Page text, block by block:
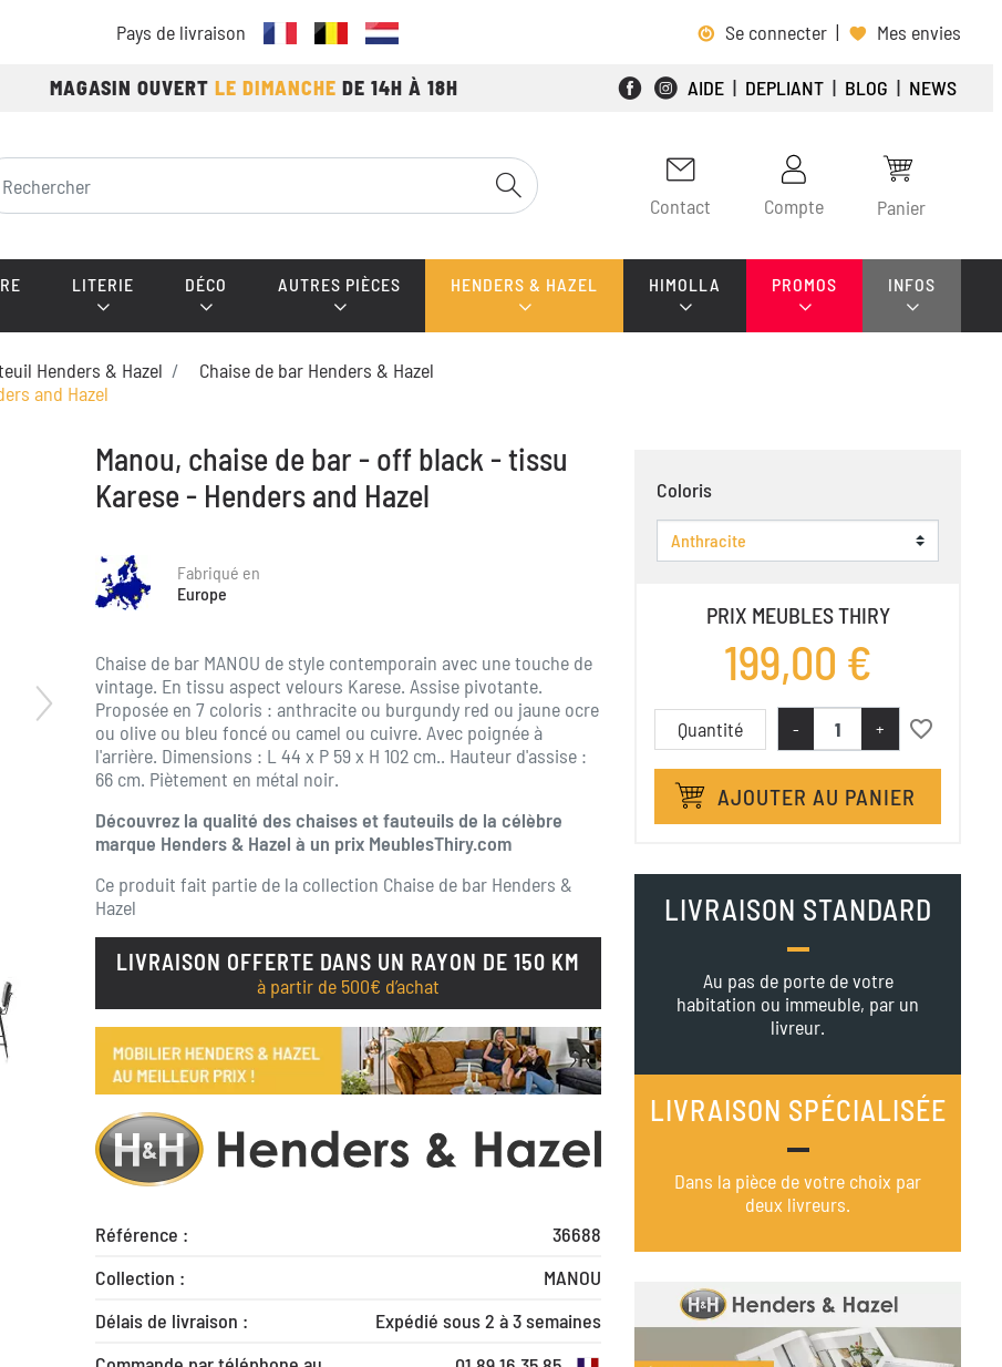
Pays de livraison Se connecter | Mes envies
MAGASIN OUVERT LE DIMANCHE DE 14H À 18H AIDE | DEPLIANT | BLOG | NEWS
Contact Compte Panier
LITERIE DÉCO AUTRES PIÈCES HENDERS & HAZEL HIMOLLA PROMOS INFOS
Henders & Hazel
Chaise de bar Henders & Hazel
and Hazel
Manou, chaise de bar - off black - tissu
Karese - Henders and Hazel
Fabriqué en
Europe
Chaise de bar MANOU de style contemporain avec une touche de
vintage. En tissu aspect velours Karese. Assise pivotante.
Proposée en 7 coloris : anthracite ou burgundy red ou jaune ocre
ou olive ou bleu foncé ou camel ou cuivre. Avec poignée à
l'arrière. Dimensions : L 44 x P 59 x H 102cm.. Hauteur d'assise :
66 cm. Piètement en métal noir.
Découvrez la qualité des chaises et fauteuils de la célèbre
marque Henders & Hazel à un prix MeublesThiry.com
Ce produit fait partie de la collection Chaise de bar Henders &
Hazel
LIVRAISON OFFERTE DANS UN RAYON DE 150 KM
à partir de 500€ d’achat
Référence :
36688
Collection :
MANOU
Délais de livraison :
Expédié sous 2 à 3 semaines
Coloris
PRIX MEUBLES THIRY
199,00 €
Quantité - + favorite_border
AJOUTER AU PANIER
LIVRAISON STANDARD
Au pas de porte de votre
habitation ou immeuble, par un
livreur.
LIVRAISON SPÉCIALISÉE
Dans la pièce de votre choix par
deux livreurs.